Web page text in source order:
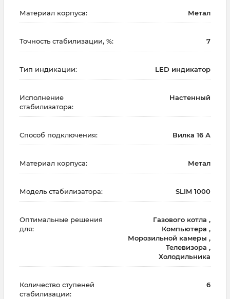
Материал корпуса: Метал
Точность стабилизации, %: 7
Тип индикации: LED индикатор
Исполнение
стабилизатора:
Настенный
Способ подключения: Вилка 16 А
Материал корпуса: Метал
Модель стабилизатора: SLIM 1000
Оптимальные решения
для:
Газового котла ,
Компьютера ,
Морозильной камеры ,
Телевизора ,
Холодильника
Количество ступеней
стабилизации:
6